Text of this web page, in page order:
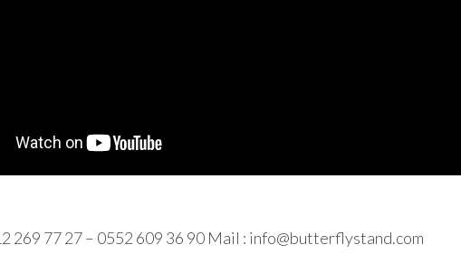
269 77 27 – 0552 609 36 90 Mail : info@butterflystand.com